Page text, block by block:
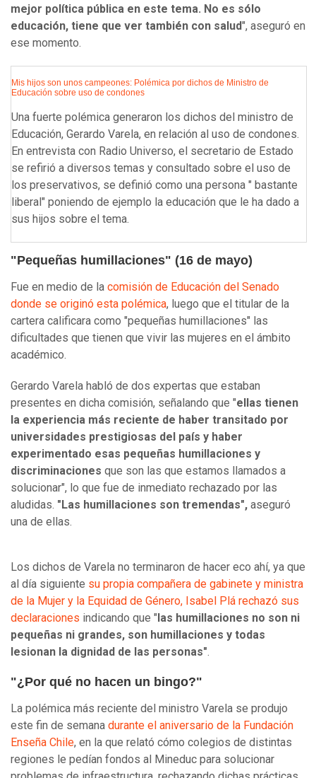
mejor política pública en este tema. No es sólo
educación, tiene que ver también con salud", aseguró en
ese momento.
Mis hijos son unos campeones: Polémica por dichos de Ministro de
Educación sobre uso de condones
Una fuerte polémica generaron los dichos del ministro de
Educación, Gerardo Varela, en relación al uso de condones.
En entrevista con Radio Universo, el secretario de Estado
se refirió a diversos temas y consultado sobre el uso de
los preservativos, se definió como una persona " bastante
liberal" poniendo de ejemplo la educación que le ha dado a
sus hijos sobre el tema.
"Pequeñas humillaciones" (16 de mayo)
Fue en medio de la comisión de Educación del Senado
donde se originó esta polémica, luego que el titular de la
cartera calificara como "pequeñas humillaciones" las
dificultades que tienen que vivir las mujeres en el ámbito
académico.
Gerardo Varela habló de dos expertas que estaban
presentes en dicha comisión, señalando que "ellas tienen
la experiencia más reciente de haber transitado por
universidades prestigiosas del país y haber
experimentado esas pequeñas humillaciones y
discriminaciones que son las que estamos llamados a
solucionar", lo que fue de inmediato rechazado por las
aludidas. "Las humillaciones son tremendas", aseguró
una de ellas.
Los dichos de Varela no terminaron de hacer eco ahí, ya que
al día siguiente su propia compañera de gabinete y ministra
de la Mujer y la Equidad de Género, Isabel Plá rechazó sus
declaraciones indicando que "las humillaciones no son ni
pequeñas ni grandes, son humillaciones y todas
lesionan la dignidad de las personas".
"¿Por qué no hacen un bingo?"
La polémica más reciente del ministro Varela se produjo
este fin de semana durante el aniversario de la Fundación
Enseña Chile, en la que relató cómo colegios de distintas
regiones le pedían fondos al Mineduc para solucionar